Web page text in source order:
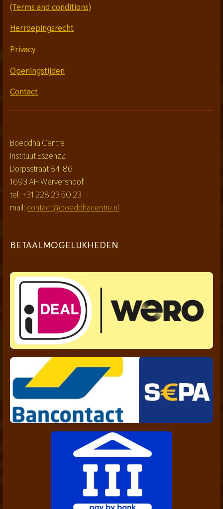
(Terms and conditions)
Herroepingsrecht
Privacy
Openingstijden
Contact
Boeddha Centre
Instituut EszenzZ
Dorpsstraat 84-86
1693 AH Wervershoof
tel: +31 228 23 50 23
mail: contact@boeddhacentre.nl
BETAALMOGELIJKHEDEN